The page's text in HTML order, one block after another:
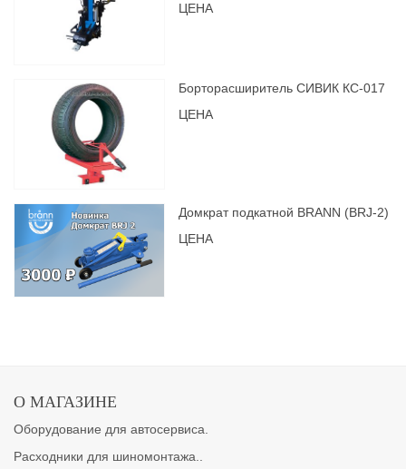
ЦЕНА
Борторасширитель СИВИК КС-017
ЦЕНА
Домкрат подкатной BRANN (BRJ-2)
ЦЕНА
О МАГАЗИНЕ
Оборудование для автосервиса.
Расходники для шиномонтажа..